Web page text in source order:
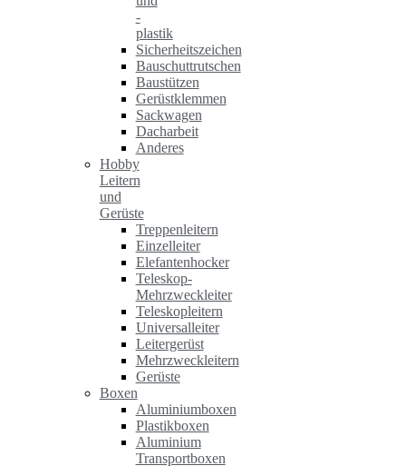
-
plastik
Sicherheitszeichen
Bauschuttrutschen
Baustützen
Gerüstklemmen
Sackwagen
Dacharbeit
Anderes
Hobby
Leitern
und
Gerüste
Treppenleitern
Einzelleiter
Elefantenhocker
Teleskop-
Mehrzweckleiter
Teleskopleitern
Universalleiter
Leitergerüst
Mehrzweckleitern
Gerüste
Boxen
Aluminiumboxen
Plastikboxen
Aluminium
Transportboxen